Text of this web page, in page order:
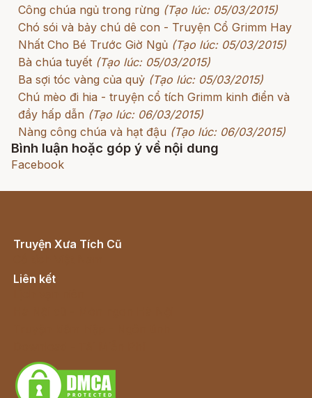
Công chúa ngủ trong rừng (Tạo lúc: 05/03/2015)
Chó sói và bảy chú dê con - Truyện Cổ Grimm Hay
Nhất Cho Bé Trước Giờ Ngủ (Tạo lúc: 05/03/2015)
Bà chúa tuyết (Tạo lúc: 05/03/2015)
Ba sợi tóc vàng của quỷ (Tạo lúc: 05/03/2015)
Chú mèo đi hia - truyện cổ tích Grimm kinh điển và
đầy hấp dẫn (Tạo lúc: 06/03/2015)
Nàng công chúa và hạt đậu (Tạo lúc: 06/03/2015)
Bình luận hoặc góp ý về nội dung
Facebook
Truyện Xưa Tích Cũ
Liên kết